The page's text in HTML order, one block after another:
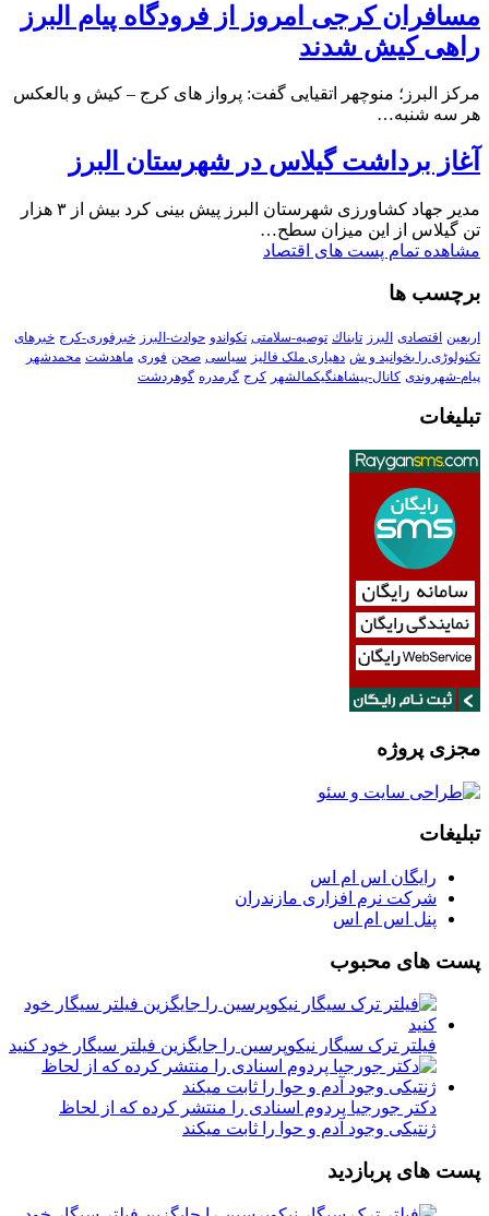
مسافران کرجی امروز از فرودگاه پیام البرز
راهی کیش شدند
مرکز البرز؛ منوچهر اتقیایی گفت: پرواز های کرج – کیش و بالعکس
هر سه شنبه…
آغاز برداشت گیلاس در شهرستان البرز
مدیر جهاد کشاورزی شهرستان البرز پیش بینی کرد بیش از ۳ هزار
تن گیلاس از این میزان سطح…
مشاهده تمام پست های اقتصاد
برچسب ها
اربعین اقتصادی البرز تابناك توصیه-سلامتی تکواندو حوادث-البرز خبرفوری-کرج خبرهای
تکنولوڑی را بخوانید و ش دهیاری ملک فالیز سیاسی صحن فوری ماهدشت محمدشهر
پیام-شهروندی کانال-پیشاهنگیکمالشهر کرج گرمدره گوهردشت
تبلیغات
مجزی پروژه
تبلیغات
رایگان اس ام اس
شرکت نرم افزاری مازندران
پنل اس ام اس
پست های محبوب
فیلتر ترک سیگار نیکوپرسین را جایگزین فیلتر سیگار خود کنید
دکتر جورجیا پردوم اسنادی را منتشر کرده که از لحاظ
ژنتیکی وجود آدم و حوا را ثابت میکند
پست های پربازدید